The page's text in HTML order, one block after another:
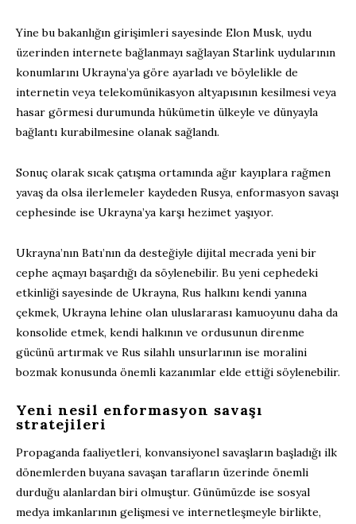
Yine bu bakanlığın girişimleri sayesinde Elon Musk, uydu
üzerinden internete bağlanmayı sağlayan Starlink uydularının
konumlarını Ukrayna’ya göre ayarladı ve böylelikle de
internetin veya telekomünikasyon altyapısının kesilmesi veya
hasar görmesi durumunda hükümetin ülkeyle ve dünyayla
bağlantı kurabilmesine olanak sağlandı.
Sonuç olarak sıcak çatışma ortamında ağır kayıplara rağmen
yavaş da olsa ilerlemeler kaydeden Rusya, enformasyon savaşı
cephesinde ise Ukrayna’ya karşı hezimet yaşıyor.
Ukrayna’nın Batı’nın da desteğiyle dijital mecrada yeni bir
cephe açmayı başardığı da söylenebilir. Bu yeni cephedeki
etkinliği sayesinde de Ukrayna, Rus halkını kendi yanına
çekmek, Ukrayna lehine olan uluslararası kamuoyunu daha da
konsolide etmek, kendi halkının ve ordusunun direnme
gücünü artırmak ve Rus silahlı unsurlarının ise moralini
bozmak konusunda önemli kazanımlar elde ettiği söylenebilir.
Yeni nesil enformasyon savaşı
stratejileri
Propaganda faaliyetleri, konvansiyonel savaşların başladığı ilk
dönemlerden buyana savaşan tarafların üzerinde önemli
durduğu alanlardan biri olmuştur. Günümüzde ise sosyal
medya imkanlarının gelişmesi ve internetleşmeyle birlikte,